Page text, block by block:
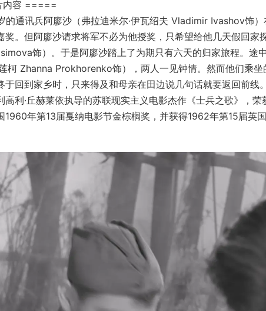
容 =====
的通讯兵阿廖沙（弗拉迪米尔·伊瓦绍夫 Vladimir Ivashov饰
奖。但阿廖沙请求将军不必为他授奖，只希望给他几天假回家
饰）。于是阿廖沙踏上了为期只有六天的归家旅程。途
莲柯 Zhanna Prokhorenko饰），两人一见钟情。然而他们乘
于回到家乡时，只来得及和母亲在田边说几句话就要返回前线
高利·丘赫莱依执导的苏联现实主义电影杰作《士兵之歌》，
1960年第13届戛纳电影节金棕榈奖，并获得1962年第15届英